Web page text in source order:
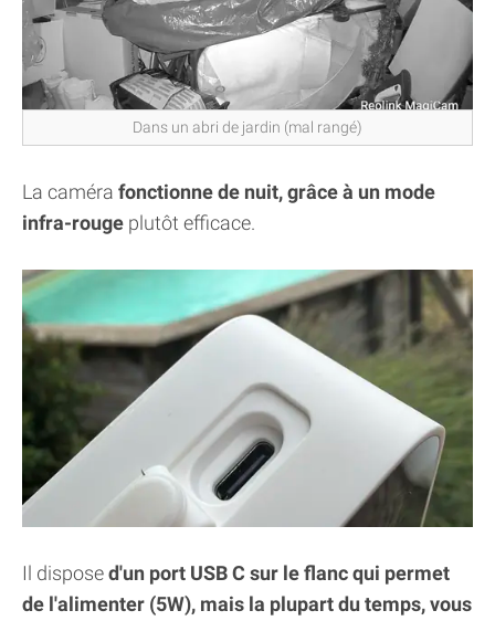
Dans un abri de jardin (mal rangé)
La caméra fonctionne de nuit, grâce à un mode
infra-rouge plutôt efficace.
Il disposed'un port USB C sur le flanc qui permet
de l'alimenter (5W), mais la plupart du temps, vous